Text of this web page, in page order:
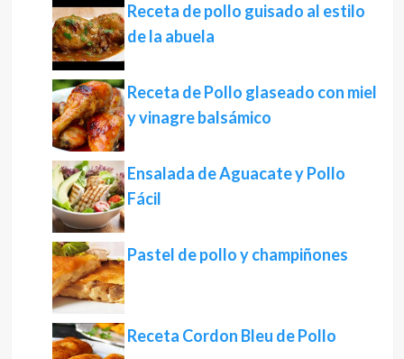
Receta de pollo guisado al estilo
de la abuela
Receta de Pollo glaseado con miel
y vinagre balsámico
Ensalada de Aguacate y Pollo
Fácil
Pastel de pollo y champiñones
Receta Cordon Bleu de Pollo